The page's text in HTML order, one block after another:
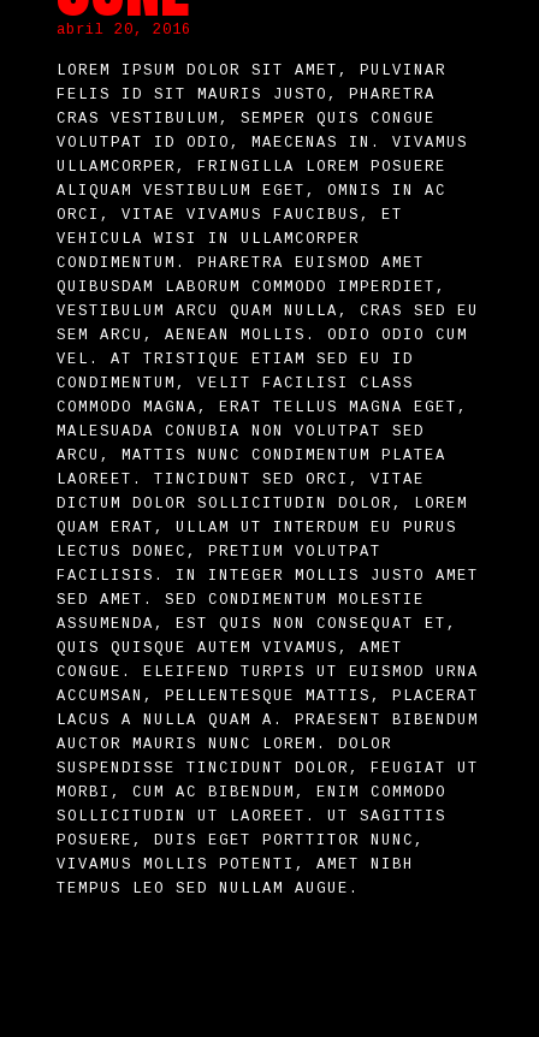
abril 20, 2016
LOREM IPSUM DOLOR SIT AMET, PULVINAR
FELIS ID SIT MAURIS JUSTO, PHARETRA
CRAS VESTIBULUM, SEMPER QUIS CONGUE
VOLUTPAT ID ODIO, MAECENAS IN. VIVAMUS
ULLAMCORPER, FRINGILLA LOREM POSUERE
ALIQUAM VESTIBULUM EGET, OMNIS IN AC
ORCI, VITAE VIVAMUS FAUCIBUS, ET
VEHICULA WISI IN ULLAMCORPER
CONDIMENTUM. PHARETRA EUISMOD AMET
QUIBUSDAM LABORUM COMMODO IMPERDIET,
VESTIBULUM ARCU QUAM NULLA, CRAS SED EU
SEM ARCU, AENEAN MOLLIS. ODIO ODIO CUM
VEL. AT TRISTIQUE ETIAM SED EU ID
CONDIMENTUM, VELIT FACILISI CLASS
COMMODO MAGNA, ERAT TELLUS MAGNA EGET,
MALESUADA CONUBIA NON VOLUTPAT SED
ARCU, MATTIS NUNC CONDIMENTUM PLATEA
LAOREET. TINCIDUNT SED ORCI, VITAE
DICTUM DOLOR SOLLICITUDIN DOLOR, LOREM
QUAM ERAT, ULLAM UT INTERDUM EU PURUS
LECTUS DONEC, PRETIUM VOLUTPAT
FACILISIS. IN INTEGER MOLLIS JUSTO AMET
SED AMET. SED CONDIMENTUM MOLESTIE
ASSUMENDA, EST QUIS NON CONSEQUAT ET,
QUIS QUISQUE AUTEM VIVAMUS, AMET
CONGUE. ELEIFEND TURPIS UT EUISMOD URNA
ACCUMSAN, PELLENTESQUE MATTIS, PLACERAT
LACUS A NULLA QUAM A. PRAESENT BIBENDUM
AUCTOR MAURIS NUNC LOREM. DOLOR
SUSPENDISSE TINCIDUNT DOLOR, FEUGIAT UT
MORBI, CUM AC BIBENDUM, ENIM COMMODO
SOLLICITUDIN UT LAOREET. UT SAGITTIS
POSUERE, DUIS EGET PORTTITOR NUNC,
VIVAMUS MOLLIS POTENTI, AMET NIBH
TEMPUS LEO SED NULLAM AUGUE.